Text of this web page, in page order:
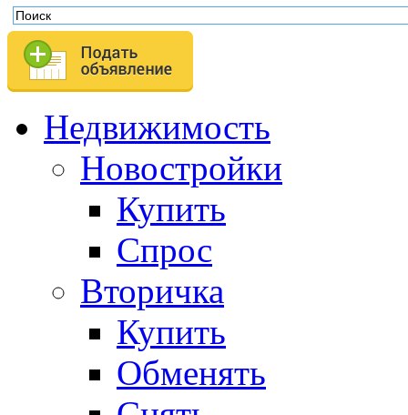
Недвижимость
Новостройки
Купить
Спрос
Вторичка
Купить
Обменять